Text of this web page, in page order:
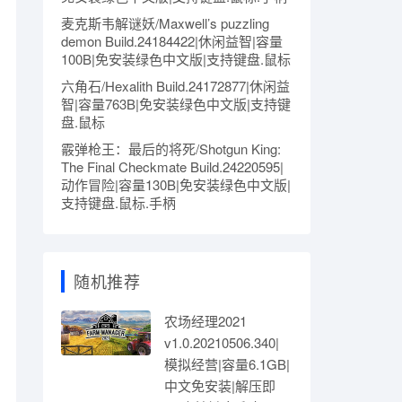
麦克斯韦解谜妖/Maxwell’s puzzling
demon Build.24184422|休闲益智|容量
100B|免安装绿色中文版|支持键盘.鼠标
六角石/Hexalith Build.24172877|休闲益
智|容量763B|免安装绿色中文版|支持键
盘.鼠标
霰弹枪王：最后的将死/Shotgun King:
The Final Checkmate Build.24220595|
动作冒险|容量130B|免安装绿色中文版|
支持键盘.鼠标.手柄
随机推荐
农场经理2021
v1.0.20210506.340|
模拟经营|容量6.1GB|
中文免安装|解压即